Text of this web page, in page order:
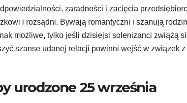
zaradności i zacięcia
i rozsądni. Bywają romantyczni i szanują
możliwe, tylko jeśli dzisiejsi solenizanci zwiążą
szanse udanej relacji powinni wejść w związek
urodzone 25 września